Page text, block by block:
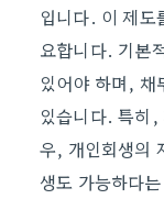
입니다. 이 제도
요합니다. 기본
있어야 하며, 채
있습니다. 특히
우, 개인회생의
생도 가능하다